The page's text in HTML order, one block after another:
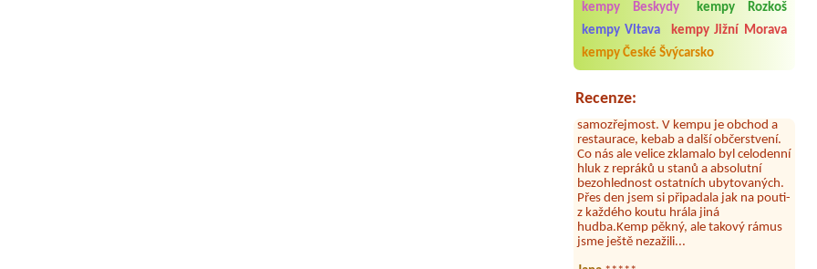
kempy Beskydy
kempy Rozkoš
kempy Vltava
kempy Jižní Morava
kempy České Švýcarsko
Recenze:
Aneta Melicharová
Byli jsme zde v týdnu od 25.7. do 1.8.
2026. Kemp jako takový je pěkný. V
umývárně i na WC bylo vždy čisto,
množství návštěvníků není
restaurace, kebab a další občerstvení.
Co nás ale velice zklamalo byl celodenní
hluk z repráků u stanů a absolutní
bezohlednost ostatních ubytovaných.
Přes den jsem si připadala jak na pouti-
z každého koutu hrála jiná
hudba.Kemp pěkný, ale takový rámus
jsme ještě nezažili...